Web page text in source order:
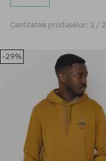
Cantitatea produselor: 2 / 2
-29%